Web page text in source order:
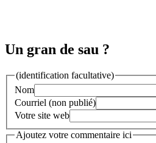
Un gran de sau ?
(identification facultative)
Nom
Courriel (non publié)
Votre site web
Ajoutez votre commentaire ici